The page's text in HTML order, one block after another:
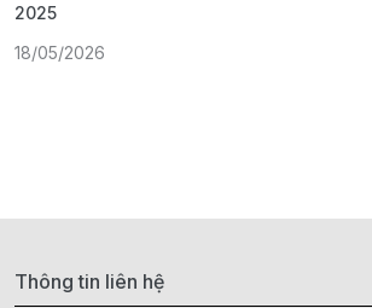
2025
18/05/2026
Thông tin liên hệ